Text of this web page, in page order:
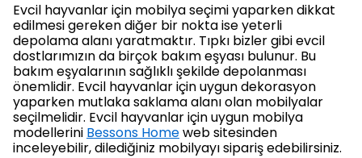
Evcil hayvanlar için mobilya seçimi yaparken dikkat
edilmesi gereken diğer bir nokta ise yeterli
depolama alanı yaratmaktır. Tıpkı bizler gibi evcil
dostlarımızın da birçok bakım eşyası bulunur. Bu
bakım eşyalarının sağlıklı şekilde depolanması
önemlidir. Evcil hayvanlar için uygun dekorasyon
yaparken mutlaka saklama alanı olan mobilyalar
seçilmelidir. Evcil hayvanlar için uygun mobilya
modellerini Bessons Homeweb sitesinden
inceleyebilir, dilediğiniz mobilyayı sipariş edebilirsiniz.